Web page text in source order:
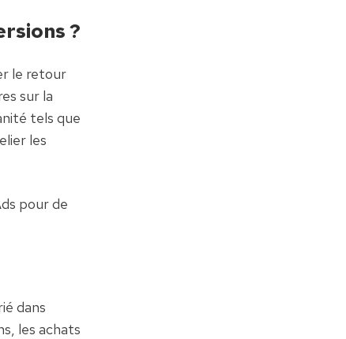
?
le retour
sur la
tels que
les
pour de
dans
les achats